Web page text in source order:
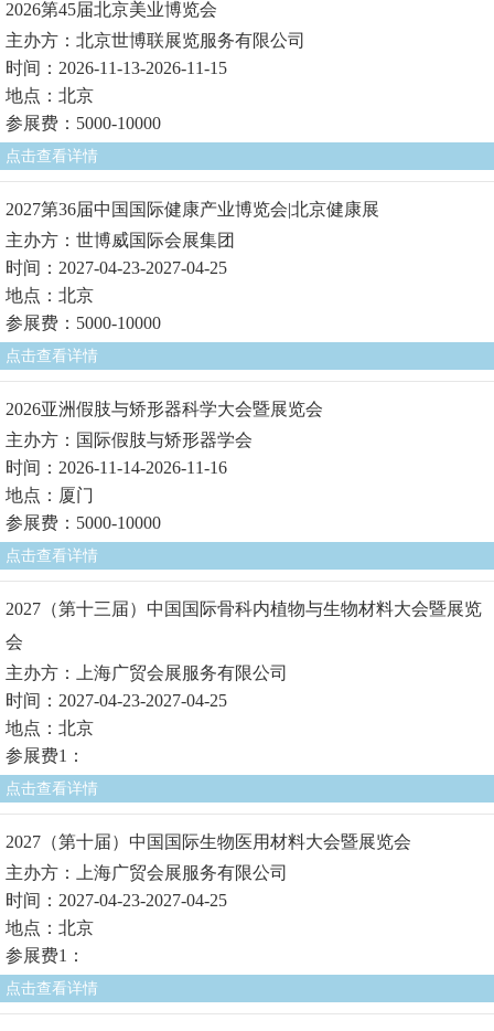
2026第45届北京美业博览会
主办方：北京世博联展览服务有限公司
时间：2026-11-13-2026-11-15
地点：北京
参展费：5000-10000
点击查看详情
2027第36届中国国际健康产业博览会|北京健康展
主办方：世博威国际会展集团
时间：2027-04-23-2027-04-25
地点：北京
参展费：5000-10000
点击查看详情
2026亚洲假肢与矫形器科学大会暨展览会
主办方：国际假肢与矫形器学会
时间：2026-11-14-2026-11-16
地点：厦门
参展费：5000-10000
点击查看详情
2027（第十三届）中国国际骨科内植物与生物材料大会暨展览
会
主办方：上海广贸会展服务有限公司
时间：2027-04-23-2027-04-25
地点：北京
参展费1：
点击查看详情
2027（第十届）中国国际生物医用材料大会暨展览会
主办方：上海广贸会展服务有限公司
时间：2027-04-23-2027-04-25
地点：北京
参展费1：
点击查看详情